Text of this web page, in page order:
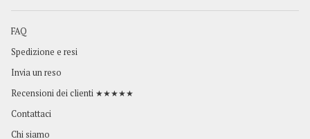
FAQ
Spedizione e resi
Invia un reso
Recensioni dei clienti ★★★★★
Contattaci
Chi siamo